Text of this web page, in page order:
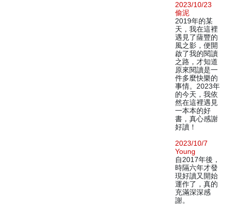
2023/10/23
偷泥
2019年的某
天，我在這裡
遇見了薩豐的
風之影，便開
啟了我的閱讀
之路，才知道
原來閱讀是一
件多麼快樂的
事情。2023年
的今天，我依
然在這裡遇見
一本本的好
書，真心感謝
好讀！
2023/10/7
Young
自2017年後，
時隔六年才發
現好讀又開始
運作了，真的
充滿深深感
謝。